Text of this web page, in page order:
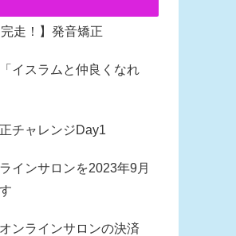
完走！】発音矯正
イスラムと仲良くなれ
チャレンジDay1
インサロンを2023年9月
オンラインサロンの決済